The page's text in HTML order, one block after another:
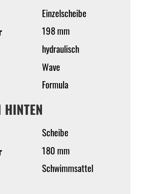
Einzelscheibe
198 mm
hydraulisch
Wave
Formula
HINTEN
Scheibe
180 mm
Schwimmsattel